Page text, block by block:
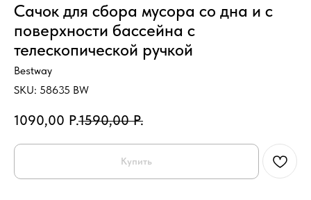
Сачок для сбора мусора со дна и с
поверхности бассейна с
телескопической ручкой
Bestway
SKU: 58635 BW
1090,00 Р.1590,00 Р.
Купить